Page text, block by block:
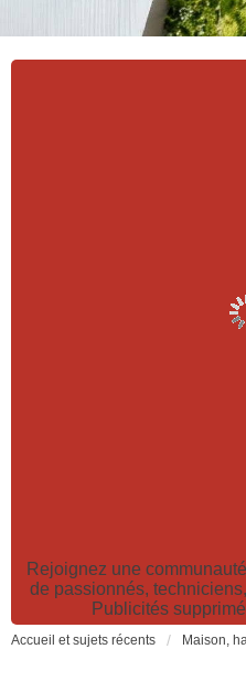
Rejoignez une
de passionnés,
Publicités
Accueil et sujets récents